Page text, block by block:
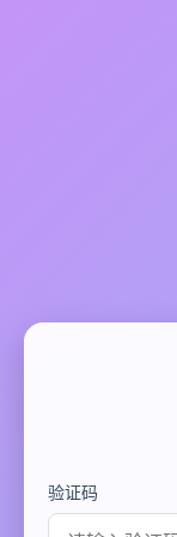
验证码